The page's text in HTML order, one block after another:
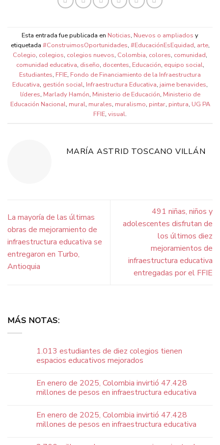
Esta entrada fue publicada en Noticias, Nuevos o ampliados y
etiquetada #ConstruimosOportunidades, #EducaciónEsEquidad, arte,
Colegio, colegios, colegios nuevos, Colombia, colores, comunidad,
comunidad educativa, diseño, docentes, Educación, equipo social,
Estudiantes, FFIE, Fondo de Financiamiento de la Infraestructura
Educativa, gestión social, Infraestructura Educativa, jaime benavides,
líderes, Marlady Hamón, Ministerio de Educación, Ministerio de
Educación Nacional, mural, murales, muralismo, pintar, pintura, UG PA
FFIE, visual.
MARÍA ASTRID TOSCANO VILLÁN
La mayoría de las últimas
obras de mejoramiento de
infraestructura educativa se
entregaron en Turbo,
Antioquia
491 niñas, niños y
adolescentes disfrutan de
los últimos diez
mejoramientos de
infraestructura educativa
entregadas por el FFIE
MÁS NOTAS:
1.013 estudiantes de diez colegios tienen
espacios educativos mejorados
En enero de 2025, Colombia invirtió 47.428
millones de pesos en infraestructura educativa
En enero de 2025, Colombia invirtió 47.428
millones de pesos en infraestructura educativa